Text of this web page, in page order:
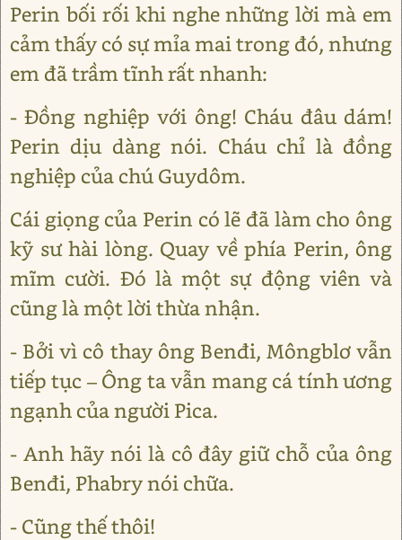
Perin bối rối khi nghe những lời mà em
cảm thấy có sự mỉa mai trong đó, nhưng
em đã trầm tĩnh rất nhanh:
- Đồng nghiệp với ông! Cháu đâu dám!
Perin dịu dàng nói. Cháu chỉ là đồng
nghiệp của chú Guydôm.
Cái giọng của Perin có lẽ đã làm cho ông
kỹ sư hài lòng. Quay về phía Perin, ông
mĩm cười. Đó là một sự động viên và
cũng là một lời thừa nhận.
- Bởi vì cô thay ông Benđi, Môngblơ vẫn
tiếp tục – Ông ta vẫn mang cá tính ương
ngạnh của người Pica.
- Anh hãy nói là cô đây giữ chỗ của ông
Benđi, Phabry nói chữa.
- Cũng thế thôi!